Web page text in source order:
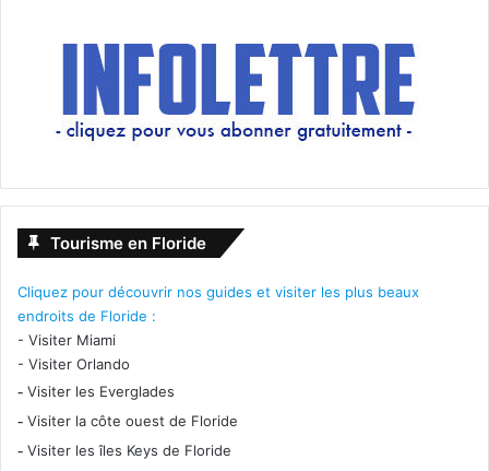
Tourisme en Floride
Cliquez pour découvrir nos guides et visiter les plus beaux
endroits de Floride :
- Visiter Miami
- Visiter Orlando
- Visiter les Everglades
- Visiter la côte ouest de Floride
- Visiter les îles Keys de Floride